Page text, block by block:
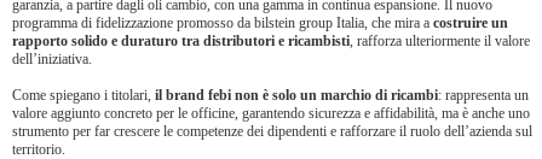
garanzia, a partire dagli oli cambio, con una gamma in continua espansione. Il nuovo
programma di fidelizzazione promosso da bilstein group Italia, che mira a costruire un
rapporto solido e duraturo tra distributori e ricambisti, rafforza ulteriormente il valore
dell’iniziativa.
Come spiegano i titolari, il brand febi non è solo un marchio di ricambi: rappresenta un
valore aggiunto concreto per le officine, garantendo sicurezza e affidabilità, ma è anche uno
strumento per far crescere le competenze dei dipendenti e rafforzare il ruolo dell’azienda sul
territorio.